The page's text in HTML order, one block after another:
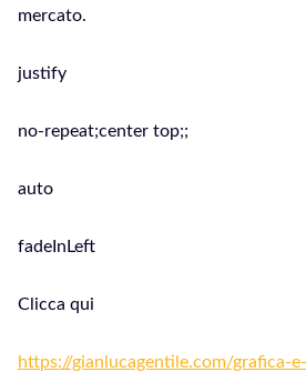
mercato.
justify
no-repeat;center top;;
auto
fadeInLeft
Clicca qui
https://gianlucagentile.com/grafica-